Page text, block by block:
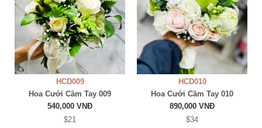
HCD009
Hoa Cưới Cầm Tay 009
540,000 VNĐ
$21
HCD010
Hoa Cưới Cầm Tay 010
890,000 VNĐ
$34